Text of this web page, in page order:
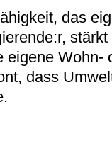
das
dass